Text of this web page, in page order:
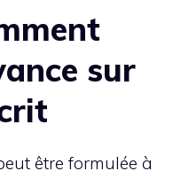
sur
être formulée à